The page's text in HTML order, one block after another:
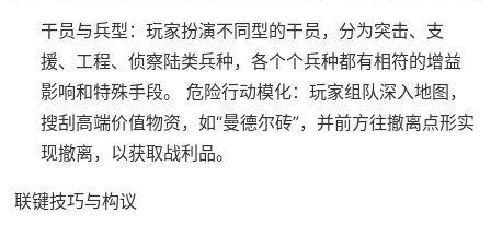
干员与兵型 ：玩家扮演不同型的干员，分为突击、支
援、工程、侦察陆类兵种，各个个兵种都有相符的增益
影响和特殊手段。
危险行动模化：玩家组队深入地图，
搜刮高端价值物资，如“曼德尔砖”，并前方往撤离点形实
现撤离，以获取战利品。
联键技巧与构议